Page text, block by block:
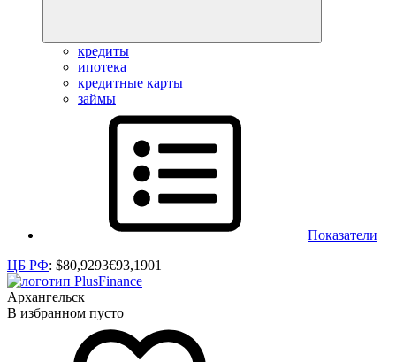
кредиты
ипотека
кредитные карты
займы
Показатели
ЦБ РФ: $80,9293€93,1901
Архангельск
В избранном пусто